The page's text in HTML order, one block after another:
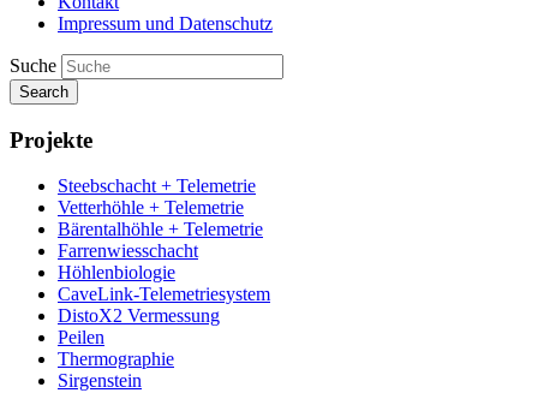
Impressum und Datenschutz
Suche
Search
Projekte
Steebschacht + Telemetrie
Vetterhöhle + Telemetrie
Bärentalhöhle + Telemetrie
Farrenwiesschacht
Höhlenbiologie
CaveLink-Telemetriesystem
DistoX2 Vermessung
Peilen
Thermographie
Sirgenstein